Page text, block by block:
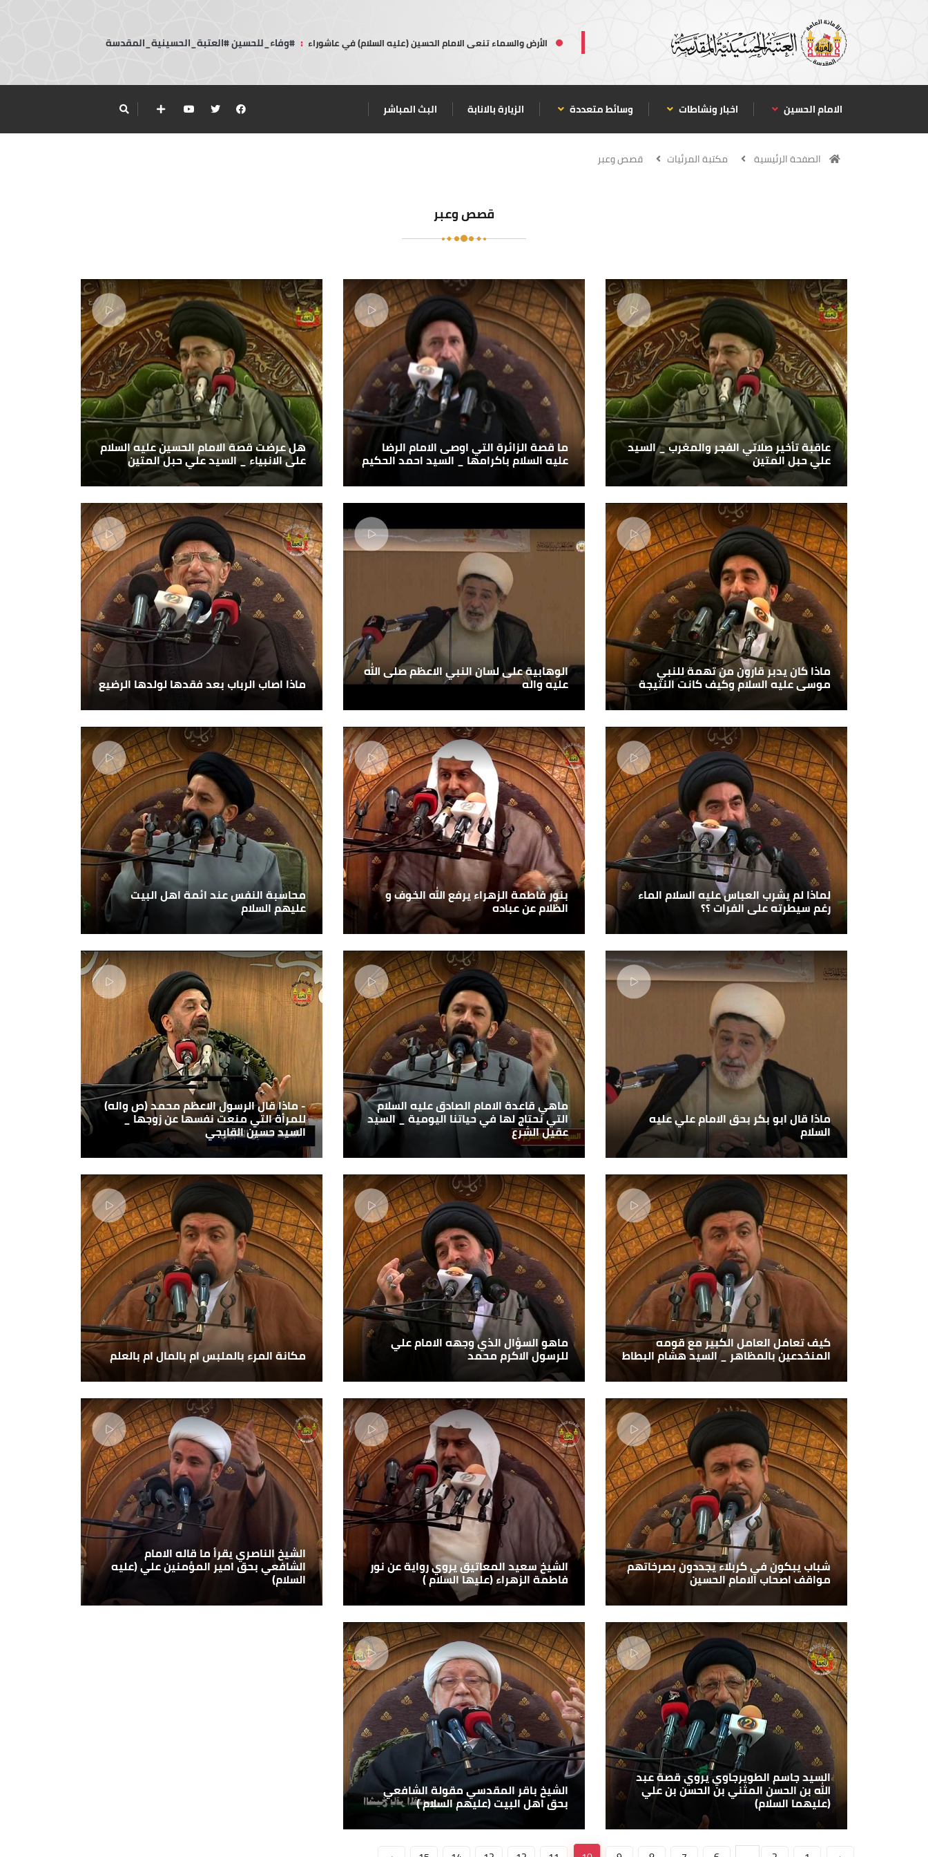
الأرض والسماء تنعى الامام الحسين (عليه السلام) في عاشوراء : #وفاء_للحسين #العتبة_الحسينية_المقدسة
الامام الحسين اخبار ونشاطات وسائط متعددة الزيارة بالانابة البث المباشر
الصفحة الرئيسية مكتبة المرئيات قصص وعبر
قصص وعبر
عاقبة تأخير صلاتي الفجر والمغرب _ السيد
علي حبل المتين
ما قصة الزائرة التي اوصى الامام الرضا
عليه السلام باكرامها _ السيد احمد الحكيم
هل عرضت قصة الامام الحسين عليه السلام
على الانبياء _ السيد علي حبل المتين
ماذا كان يدبر قارون من تهمة للنبي
موسى عليه السلام وكيف كانت النتيجة
الوهابية على لسان النبي الاعظم صلى الله
عليه واله ماذا اصاب الرباب بعد فقدها لولدها الرضيع
لماذا لم يشرب العباس عليه السلام الماء
رغم سيطرته على الفرات ؟؟
بنور فاطمة الزهراء يرفع الله الخوف و
الظلام عن عباده
محاسبة النفس عند ائمة اهل البيت
عليهم السلام
ماذا قال ابو بكر بحق الامام علي عليه
السلام
ماهي قاعدة الامام الصادق عليه السلام
التي نحتاج لها في حياتنا اليومية _ السيد
عقيل الشرع
- ماذا قال الرسول الاعظم محمد (ص واله)
للمرأة التي منعت نفسها عن زوجها _
السيد حسين القابجي
كيف تعامل العامل الكبير مع قومه
المنخدعين بالمظاهر _ السيد هشام البطاط
ماهو السؤال الذي وجهه الامام علي
للرسول الاكرم محمد مكانة المرء بالملبس ام بالمال ام بالعلم
شباب يبكون في كربلاء يجددون بصرخاتهم
مواقف اصحاب الامام الحسين
الشيخ سعيد المعاتيق يروي رواية عن نور
فاطمة الزهراء (عليها السلام )
الشيخ الناصري يقرأ ما قاله الامام
الشافعي بحق امير المؤمنين علي (عليه
السلام)
السيد جاسم الطويرجاوي يروي قصة عبد
الله بن الحسن المثني بن الحسن بن علي
(عليهما السلام)
الشيخ باقر المقدسي مقولة الشافعي
بحق اهل البيت (عليهم السلام )